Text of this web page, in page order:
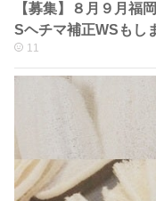
【募集】８月９月
Sヘチマ補正WSもし
11